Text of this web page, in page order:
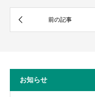
お知らせ